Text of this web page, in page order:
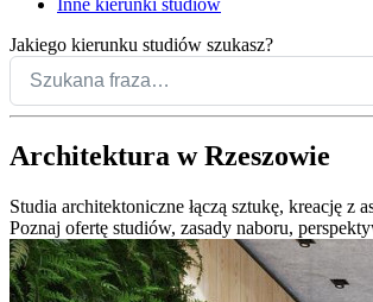
Jakiego kierunku studiów szukasz?
Architektura w Rzeszowie
Studia architektoniczne łączą sztukę, kreację
Poznaj ofertę studiów, zasady naboru,